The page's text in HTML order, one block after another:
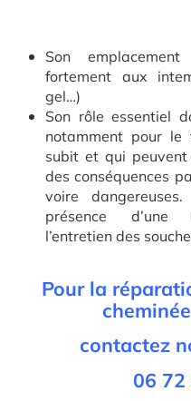
Son
fortement aux
gel…)
Son rôle essentiel
notamment pour le
subit et qui
des conséquences
voire
présence d’une
l’entretien des
Pour la
contactez
06 72